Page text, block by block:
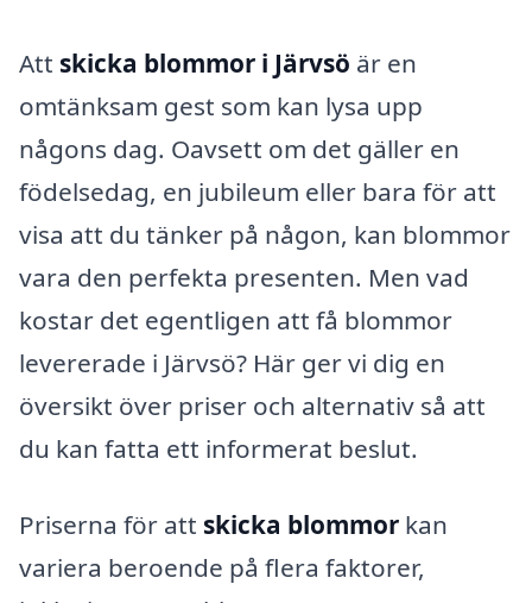
Att skicka blommor i Järvsö är en
omtänksam gest som kan lysa upp
någons dag. Oavsett om det gäller en
födelsedag, en jubileum eller bara för att
visa att du tänker på någon, kan blommor
vara den perfekta presenten. Men vad
kostar det egentligen att få blommor
levererade i Järvsö? Här ger vi dig en
översikt över priser och alternativ så att
du kan fatta ett informerat beslut.
Priserna för att skicka blommor kan
variera beroende på flera faktorer,